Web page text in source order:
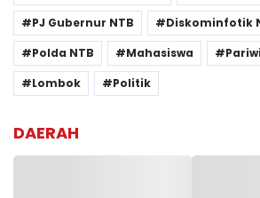
PJ Gubernur NTB
Diskominfotik
Polda NTB
Mahasiswa
Lombok
Politik
DAERAH